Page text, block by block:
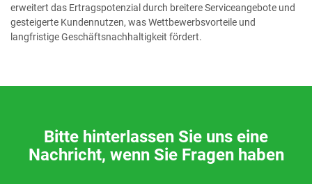
erweitert das Ertragspotenzial durch breitere Serviceangebote und
gesteigerte Kundennutzen, was Wettbewerbsvorteile und
langfristige Geschäftsnachhaltigkeit fördert.
Bitte hinterlassen Sie uns eine
Nachricht, wenn Sie Fragen haben